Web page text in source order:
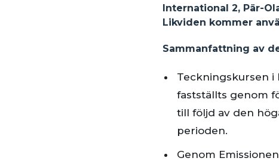
International 2, Pär-
Likviden kommer
Sammanfattning av
Teckningskursen i
fastställts genom
till följd av den
perioden.
Genom